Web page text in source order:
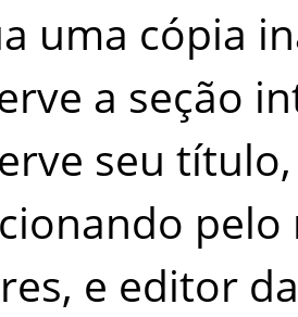
uma cópia
a seção
seu
e editor